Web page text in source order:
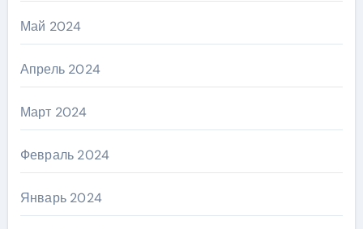
Май 2024
Апрель 2024
Март 2024
Февраль 2024
Январь 2024